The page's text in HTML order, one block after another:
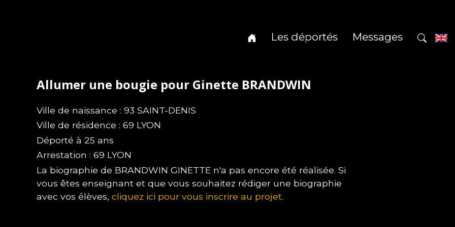
Les déportés Messages
Allumer une bougie pour Ginette BRANDWIN
Ville de naissance : 93 SAINT-DENIS
Ville de résidence : 69 LYON
Déporté à 25 ans
Arrestation : 69 LYON
La biographie de BRANDWIN GINETTE n'a pas encore été réalisée. Si
vous êtes enseignant et que vous souhaitez rédiger une biographie
avec vos élèves, cliquez ici pour vous inscrire au projet.